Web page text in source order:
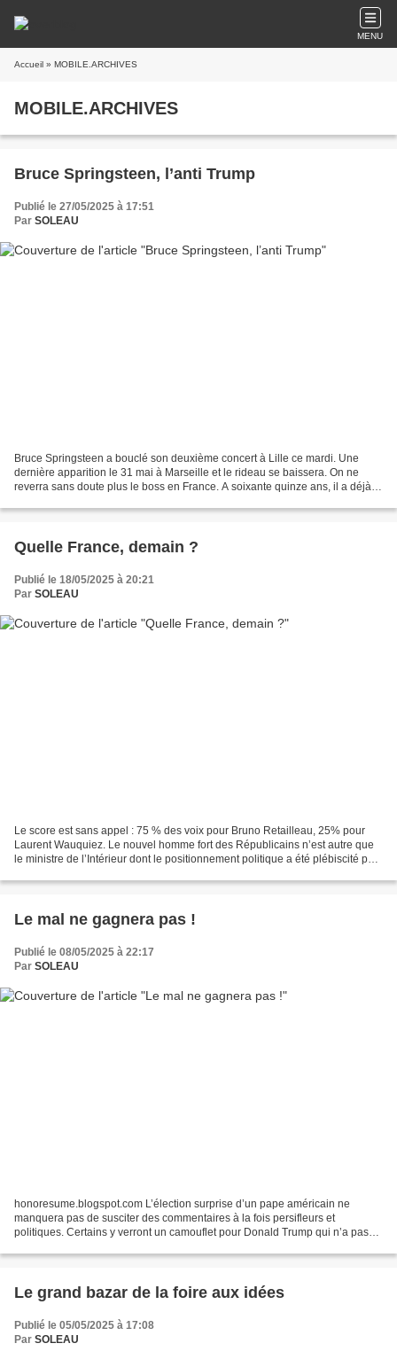
MENU
Accueil » MOBILE.ARCHIVES
MOBILE.ARCHIVES
Bruce Springsteen, l’anti Trump
Publié le 27/05/2025 à 17:51
Par SOLEAU
Bruce Springsteen a bouclé son deuxième concert à Lille ce mardi. Une
dernière apparition le 31 mai à Marseille et le rideau se baissera. On ne
reverra sans doute plus le boss en France. A soixante quinze ans, il a déjà
Quelle France, demain ?
Publié le 18/05/2025 à 20:21
Par SOLEAU
Le score est sans appel : 75 % des voix pour Bruno Retailleau, 25% pour
Laurent Wauquiez. Le nouvel homme fort des Républicains n’est autre que
le ministre de l’Intérieur dont le positionnement politique a été plébiscité par
Le mal ne gagnera pas !
Publié le 08/05/2025 à 22:17
Par SOLEAU
honoresume.blogspot.com L’élection surprise d’un pape américain ne
manquera pas de susciter des commentaires à la fois persifleurs et
politiques. Certains y verront un camouflet pour Donald Trump qui n’a pas
Le grand bazar de la foire aux idées
Publié le 05/05/2025 à 17:08
Par SOLEAU